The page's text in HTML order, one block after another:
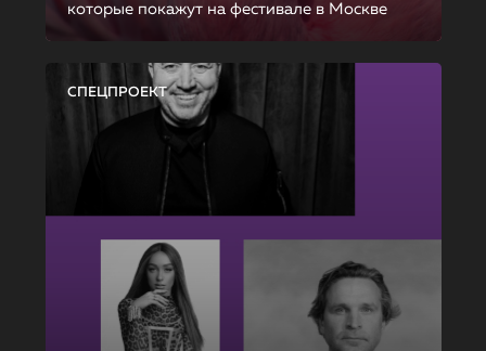
которые покажут на фестивале в Москве
СПЕЦПРОЕКТ